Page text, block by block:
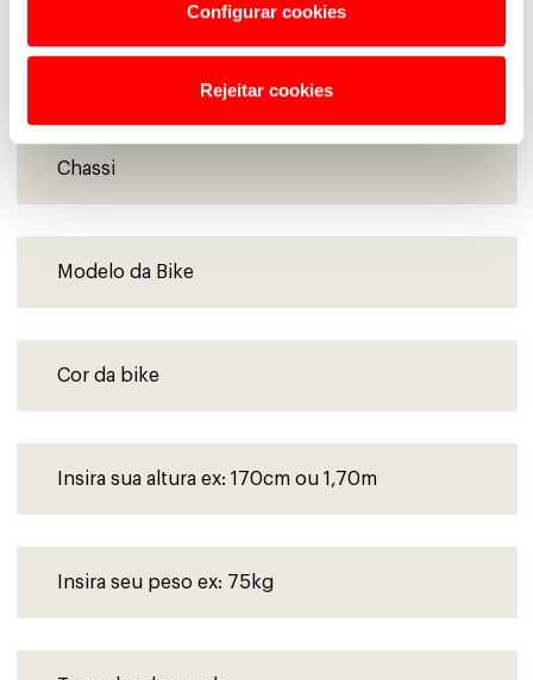
Configurar cookies
Rejeitar cookies